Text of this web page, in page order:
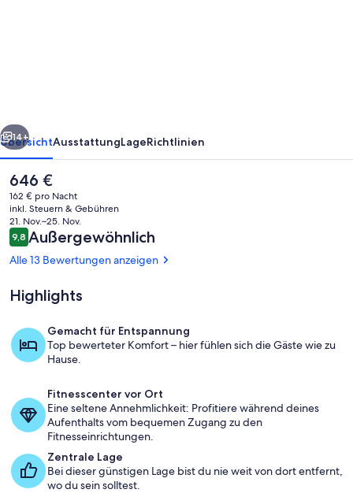
Gym
and
Sauna
Weiter
14+
ÜbersichtAusstattungLageRichtlinien
Der
aktuelle
Preis
beträgt
646 €.
646 €
162 € pro Nacht
inkl. Steuern & Gebühren
21. Nov.–25. Nov.
Bewertungen
9,89,8 von 10.
Außergewöhnlich
Alle 13 Bewertungen anzeigen
Highlights
Gemacht für Entspannung
Top bewerteter Komfort – hier fühlen sich die Gäste wie zu
Hause.
Fitnesscenter vor Ort
Eine seltene Annehmlichkeit: Profitiere während deines
Aufenthalts vom bequemen Zugang zu den
Fitnesseinrichtungen.
Zentrale Lage
Bei dieser günstigen Lage bist du nie weit von dort entfernt,
wo du sein solltest.